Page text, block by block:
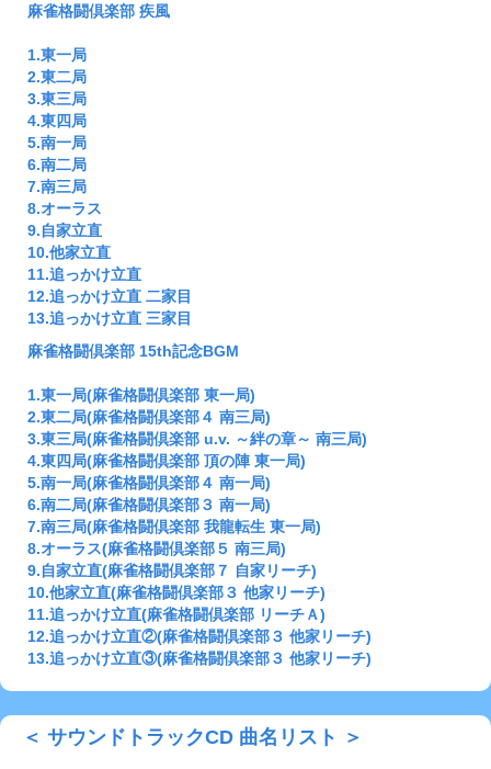
麻雀格闘倶楽部 疾風
1.東一局
2.東二局
3.東三局
4.東四局
5.南一局
6.南二局
7.南三局
8.オーラス
9.自家立直
10.他家立直
11.追っかけ立直
12.追っかけ立直 二家目
13.追っかけ立直 三家目
麻雀格闘倶楽部 15th記念BGM
1.東一局(麻雀格闘倶楽部 東一局)
2.東二局(麻雀格闘倶楽部４ 南三局)
3.東三局(麻雀格闘倶楽部 u.v. ～絆の章～ 南三局)
4.東四局(麻雀格闘倶楽部 頂の陣 東一局)
5.南一局(麻雀格闘倶楽部４ 南一局)
6.南二局(麻雀格闘倶楽部３ 南一局)
7.南三局(麻雀格闘倶楽部 我龍転生 東一局)
8.オーラス(麻雀格闘倶楽部５ 南三局)
9.自家立直(麻雀格闘倶楽部７ 自家リーチ)
10.他家立直(麻雀格闘倶楽部３ 他家リーチ)
11.追っかけ立直(麻雀格闘倶楽部 リーチＡ)
12.追っかけ立直②(麻雀格闘倶楽部３ 他家リーチ)
13.追っかけ立直③(麻雀格闘倶楽部３ 他家リーチ)
＜ サウンドトラックCD 曲名リスト ＞